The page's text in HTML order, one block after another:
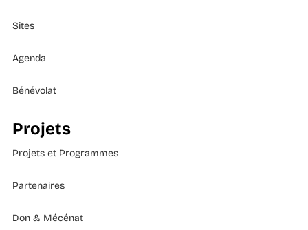
Sites
Agenda
Bénévolat
Projets
Projets et Programmes
Partenaires
Don & Mécénat